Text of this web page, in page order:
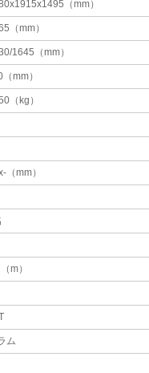
（mm）
（mm）
1645（mm）
（mm）
（kg）
（mm）
m）
ム